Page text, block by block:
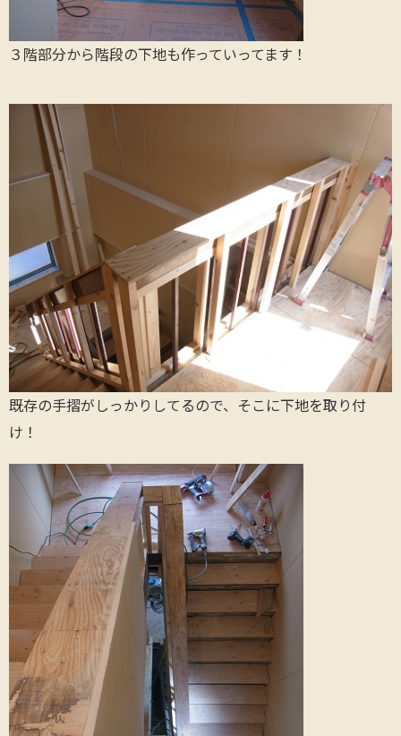
３階部分から階段の下地も作っていってます！
既存の手摺がしっかりしてるので、そこに下地を取り付
け！